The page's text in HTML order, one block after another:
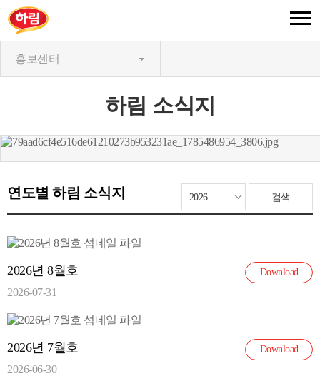
홍보센터
하림 소식지
연도별 하림 소식지
2026년 8월호
2026-07-31
Download
2026년 7월호
2026-06-30
Download